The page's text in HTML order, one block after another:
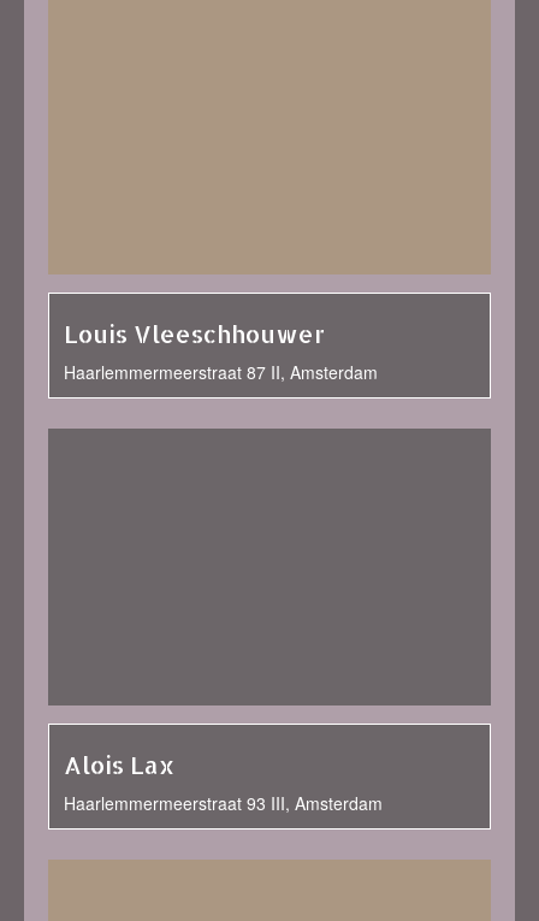
Louis Vleeschhouwer
Haarlemmermeerstraat 87 II, Amsterdam
Alois Lax
Haarlemmermeerstraat 93 III, Amsterdam